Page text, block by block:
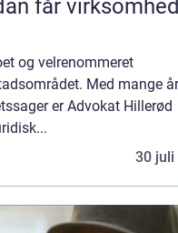
og velrenommeret
Med mange
er Advokat Hillerød
30 juli